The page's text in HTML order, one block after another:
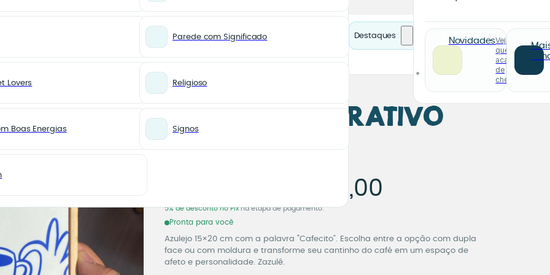
Parede com Significado
Lovers Religioso
Boas Energias Signos
Destaques
NovidadesVeja o
que
acabou
de
chegar
Azulejo Decorativo
Cafecito
80,00
5% de desconto no Pix na etapa de pagamento.
Pronta para você
Azulejo 15×20 cm com a palavra “Cafecito”. Escolha entre a opção com dupla
face ou com moldura e transforme seu cantinho do café em um espaço de
afeto e personalidade. Zazulê.